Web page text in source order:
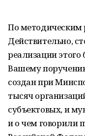
По методическим
Действительно,
реализации
Вашему
создан при
тысяч
субъектовых, и
и о чем говорили